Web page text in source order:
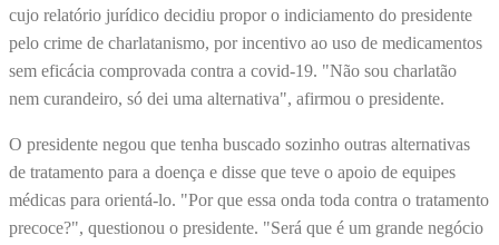
cujo relatório jurídico decidiu propor o indiciamento do presidente
pelo crime de charlatanismo, por incentivo ao uso de medicamentos
sem eficácia comprovada contra a covid-19. "Não sou charlatão
nem curandeiro, só dei uma alternativa", afirmou o presidente.
O presidente negou que tenha buscado sozinho outras alternativas
de tratamento para a doença e disse que teve o apoio de equipes
médicas para orientá-lo. "Por que essa onda toda contra o tratamento
precoce?", questionou o presidente. "Será que é um grande negócio